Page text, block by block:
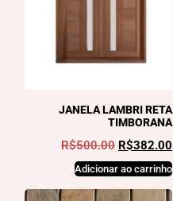
JANELA LAMBRI RETA
TIMBORANA
R$500.00 R$382.00
Adicionar ao carrinho